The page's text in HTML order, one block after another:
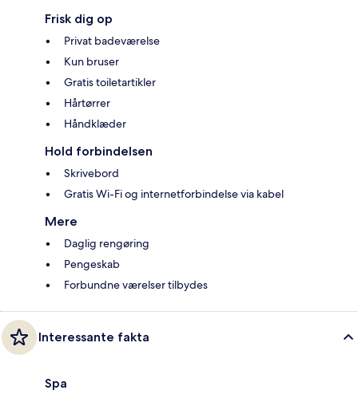
Frisk dig op
Privat badeværelse
Kun bruser
Gratis toiletartikler
Hårtørrer
Håndklæder
Hold forbindelsen
Skrivebord
Gratis Wi-Fi og internetforbindelse via kabel
Mere
Daglig rengøring
Pengeskab
Forbundne værelser tilbydes
Interessante fakta
Spa